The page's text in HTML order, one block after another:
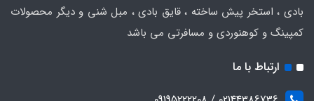
بادی ، استخر پیش ساخته ، قایق بادی ، مبل شنی و دیگر محصولات
کمپینگ و کوهنوردی و مسافرتی می باشد
ارتباط با ما